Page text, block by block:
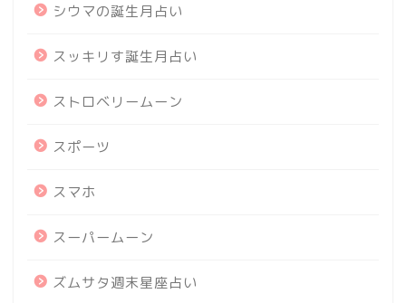
シウマの誕生月占い
スッキリす誕生月占い
ストロベリームーン
スポーツ
スマホ
スーパームーン
ズムサタ週末星座占い